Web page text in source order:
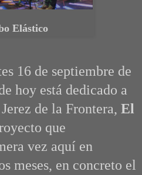
Elástico
16 de septiembre de
hoy está dedicado a
de la Frontera, El
que
vez aquí en
meses, en concreto el